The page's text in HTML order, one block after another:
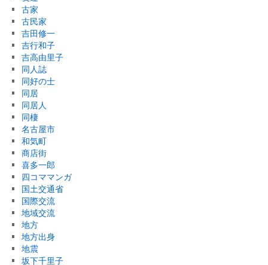
古家
古民家
吉田修一
吉行和子
吉高由里子
同人誌
同好の士
同居
同居人
同棲
名古屋市
和気町
商店街
喜多一郎
四コママンガ
国土交通省
国際交流
地域交流
地方
地方出身
地震
坂下千里子